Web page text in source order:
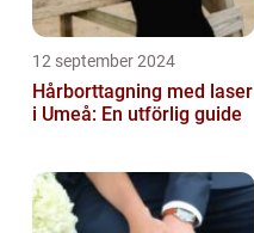
12 september 2024
Hårborttagning med laser
i Umeå: En utförlig guide